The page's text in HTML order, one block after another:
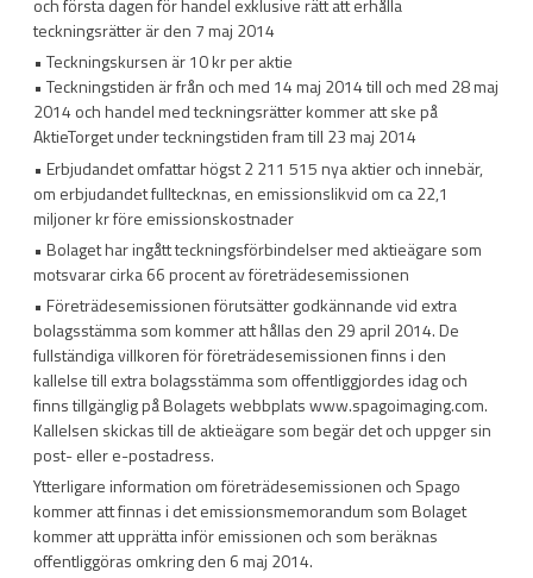
och första dagen för handel exklusive rätt att erhålla
teckningsrätter är den 7 maj 2014
• Teckningskursen är 10 kr per aktie
• Teckningstiden är från och med 14 maj 2014 till och med 28 maj
2014 och handel med teckningsrätter kommer att ske på
AktieTorget under teckningstiden fram till 23 maj 2014
• Erbjudandet omfattar högst 2 211 515 nya aktier och innebär,
om erbjudandet fulltecknas, en emissionslikvid om ca 22,1
miljoner kr före emissionskostnader
• Bolaget har ingått teckningsförbindelser med aktieägare som
motsvarar cirka 66 procent av företrädesemissionen
• Företrädesemissionen förutsätter godkännande vid extra
bolagsstämma som kommer att hållas den 29 april 2014. De
fullständiga villkoren för företrädesemissionen finns i den
kallelse till extra bolagsstämma som offentliggjordes idag och
finns tillgänglig på Bolagets webbplats www.spagoimaging.com.
Kallelsen skickas till de aktieägare som begär det och uppger sin
post- eller e-postadress.
Ytterligare information om företrädesemissionen och Spago
kommer att finnas i det emissionsmemorandum som Bolaget
kommer att upprätta inför emissionen och som beräknas
offentliggöras omkring den 6 maj 2014.